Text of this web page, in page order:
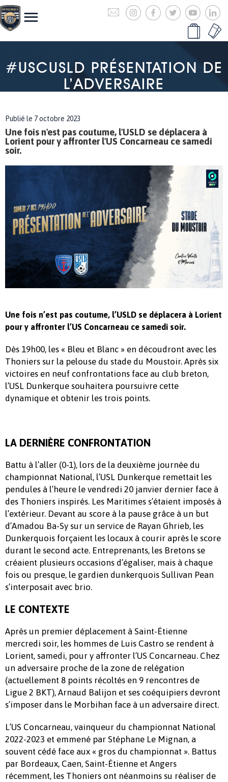
#USCUSLD PRÉSENTATION DE
L’ADVERSAIRE
Publié le 7 octobre 2023
Une fois n'est pas coutume, l'USLD se déplacera à
Lorient pour y affronter l'US Concarneau ce samedi
soir.
Une fois n’est pas coutume, l’USLD se déplacera à Lorient
pour y affronter l’US Concarneau ce samedi soir.
Dès 19h00, les « Bleu et Blanc » en découdront avec les
Thoniers sur la pelouse du stade du Moustoir. Après six
victoires en neuf confrontations face au club breton,
l’USL Dunkerque souhaitera poursuivre cette
dynamique et obtenir les trois points.
LA DERNIÈRE CONFRONTATION
Battu à l’aller (0-1), lors de la deuxième journée du
championnat National, l’USL Dunkerque remettait les
pendules à l’heure le vendredi 20 janvier dernier face à
des Thoniers inspirés. Les Maritimes s’étaient imposés à
l’extérieur. Devant au score à la pause grâce à un but
d’Amadou Ba-Sy sur un service de Rayan Ghrieb, les
Dunkerquois forçaient les locaux à courir après le score
durant le second acte. Entreprenants, les Bretons se
créaient plusieurs occasions d’égaliser, mais à chaque
fois ou presque, le gardien dunkerquois Sullivan Pean
s’interposait avec brio.
LE CONTEXTE
Après un premier déplacement à Saint-Étienne
mercredi soir, les hommes de Luis Castro se rendent à
Lorient, samedi, pour y affronter l’US Concarneau. Chez
un adversaire proche de la zone de relégation
(actuellement 8 points récoltés en 9 rencontres de
Ligue 2 BKT), Arnaud Balijon et ses coéquipiers devront
s’imposer dans le Morbihan face à un adversaire direct.
L’US Concarneau, vainqueur du championnat National
2022-2023 et emmené par Stéphane Le Mignan, a
souvent cédé face aux « gros du championnat ». Battus
par Bordeaux, Caen, Saint-Étienne et Angers
récemment, les Thoniers ont néanmoins su réaliser de